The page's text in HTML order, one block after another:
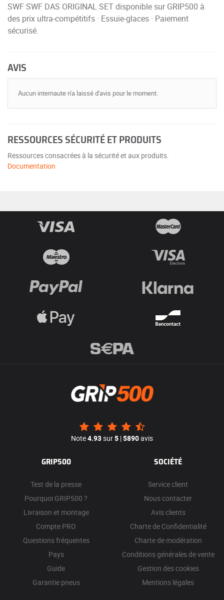
SWF SWF DAS ORIGINAL SET disponible sur GRIP500 à
des prix ultra-compétitifs · Essuie-glaces · Paiement
sécurisé.
AVIS
Aucun internaute n'a laissé d'avis pour le moment.
RESSOURCES SÉCURITÉ ET PRODUITS
Ressources consacrées à la sécurité et aux produits.
Documentation
Note4.93sur5 |5890avis
GRIP500
Test de la presse
Pourquoi GRIP500 ?
Livraison et montage
Compte PRO
Questions fréquentes
Pays
Guide
Garantie pneus
SOCIÉTÉ
Service client
Nous contacter
Avis clients
Charte de Confidentialité
Charte de modération
Conditions générales de vente
Gestion des cookies
Mentions légales